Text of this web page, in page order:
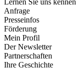
Lernen Sie uns kennen
Anfrage
Presseinfos
Förderung
Mein Profil
Der Newsletter
Partnerschaften
Ihre Geschichte